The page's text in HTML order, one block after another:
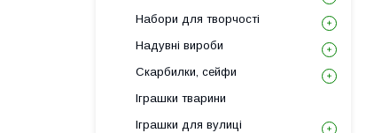
Набори для творчості
Надувні вироби
Скарбилки, сейфи
Іграшки тварини
Іграшки для вулиці